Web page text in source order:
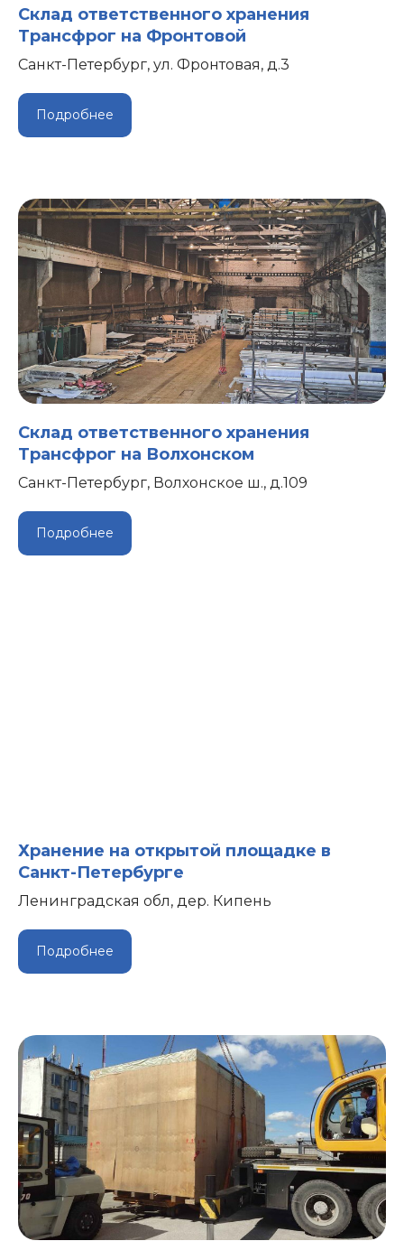
Склад ответственного хранения
Трансфрог на Фронтовой
Санкт-Петербург, ул. Фронтовая, д.3
Подробнее
Склад ответственного хранения
Трансфрог на Волхонском
Санкт-Петербург, Волхонское ш., д.109
Подробнее
Хранение на открытой площадке в
Санкт-Петербурге
Ленинградская обл, дер. Кипень
Подробнее